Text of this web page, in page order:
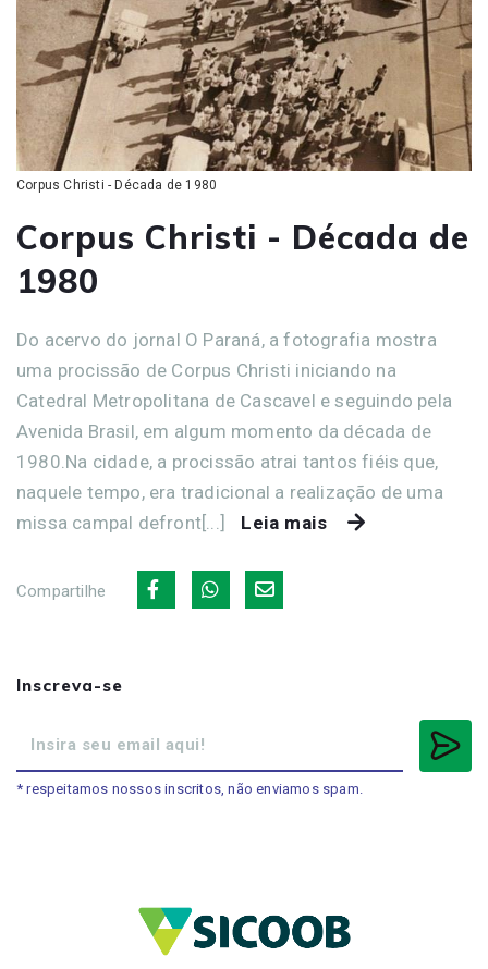
Corpus Christi - Década de 1980
Corpus Christi - Década de
1980
Do acervo do jornal O Paraná, a fotografia mostra
uma procissão de Corpus Christi iniciando na
Catedral Metropolitana de Cascavel e seguindo pela
Avenida Brasil, em algum momento da década de
1980.Na cidade, a procissão atrai tantos fiéis que,
naquele tempo, era tradicional a realização de uma
missa campal defront[...]
Leia mais
Compartilhe
Inscreva-se
* respeitamos nossos inscritos, não enviamos spam.